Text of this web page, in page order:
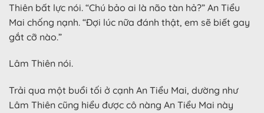
Thiên bất lực nói. “Chú bảo ai là não tàn hả?” An Tiểu
Mai chống nạnh. “Đợi lúc nữa đánh thật, em sẽ biết gay
gắt cỡ nào.”
Lâm Thiên nói.
Trải qua một buổi tối ở cạnh An Tiểu Mai, dường như
Lâm Thiên cũng hiểu được cô nàng An Tiểu Mai này